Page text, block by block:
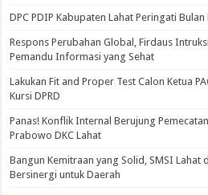
DPC PDIP Kabupaten Lahat Peringati
Respons Perubahan Global, Firdaus
Pemandu Informasi yang Sehat
Lakukan Fit and Proper Test Calon Ketua
Kursi DPRD
Panas! Konflik Internal Berujung
Prabowo DKC Lahat
Bangun Kemitraan yang Solid, SMSI Lahat
Bersinergi untuk Daerah